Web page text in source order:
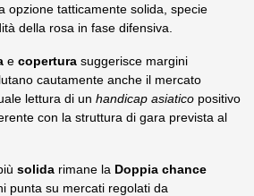
opzione tatticamente solida, specie
della rosa in fase difensiva.
e copertura suggerisce margini
cautamente anche il mercato
lettura di un handicap asiatico positivo
con la struttura di gara prevista al
solida rimane la Doppia chance
punta su mercati regolati da